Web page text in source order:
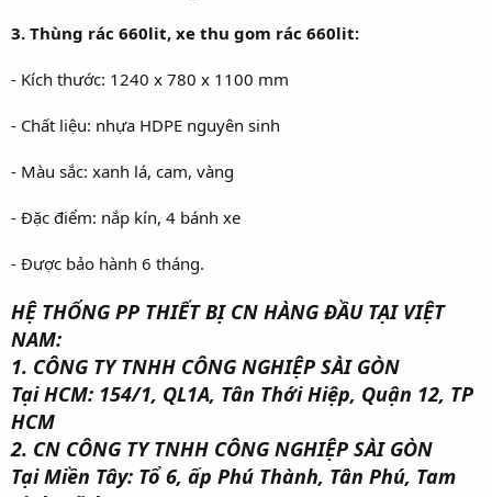
3. Thùng rác 660lit, xe thu gom rác 660lit:
- Kích thước: 1240 x 780 x 1100 mm
- Chất liệu: nhựa HDPE nguyên sinh
- Màu sắc: xanh lá, cam, vàng
- Đặc điểm: nắp kín, 4 bánh xe
- Được bảo hành 6 tháng.
HỆ THỐNG PP THIẾT BỊ CN HÀNG ĐẦU TẠI VIỆT
NAM:
1. CÔNG TY TNHH CÔNG NGHIỆP SÀI GÒN
Tại HCM: 154/1, QL1A, Tân Thới Hiệp, Quận 12, TP
HCM
2. CN CÔNG TY TNHH CÔNG NGHIỆP SÀI GÒN
Tại Miền Tây: Tổ 6, ấp Phú Thành, Tân Phú, Tam